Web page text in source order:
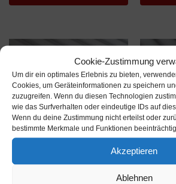
Cookie-Zustimmung
Um dir ein optimales Erlebnis zu bieten,
Cookies, um Geräteinformationen zu speichern
zuzugreifen. Wenn du diesen Technologien
wie das Surfverhalten oder eindeutige IDs auf
Wenn du deine Zustimmung nicht erteilst oder
bestimmte Merkmale und Funktionen
Akzeptieren
Ablehnen